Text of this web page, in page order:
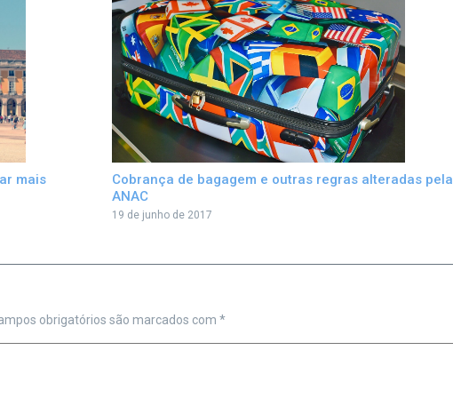
mais
Cobrança de bagagem e outras regras alteradas pela
ANAC
19 de junho de 2017
obrigatórios são marcados com *